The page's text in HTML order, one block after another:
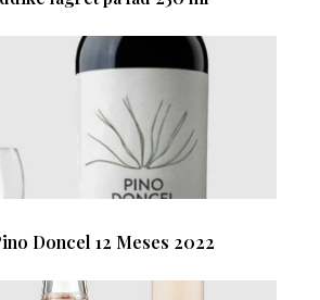
Doncel 12 Meses 2022